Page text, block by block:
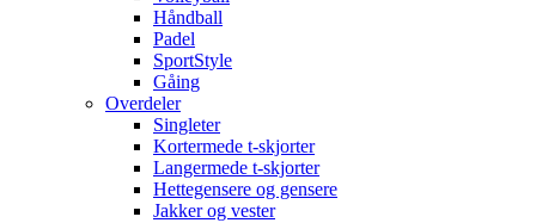
Håndball
Padel
SportStyle
Gåing
Overdeler
Singleter
Kortermede t-skjorter
Langermede t-skjorter
Hettegensere og gensere
Jakker og vester